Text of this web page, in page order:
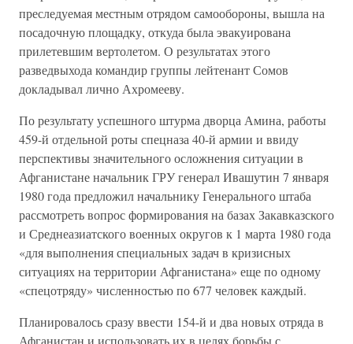
преследуемая местным отрядом самообороны, вышла на
посадочную площадку, откуда была эвакуирована
прилетевшим вертолетом. О результатах этого
разведвыхода командир группы лейтенант Сомов
докладывал лично Ахромееву.
По результату успешного штурма дворца Амина, работы
459-й отдельной роты спецназа 40-й армии и ввиду
перспективы значительного осложнения ситуации в
Афганистане начальник ГРУ генерал Ивашутин 7 января
1980 года предложил начальнику Генерального штаба
рассмотреть вопрос формирования на базах Закавказского
и Среднеазиатского военных округов к 1 марта 1980 года
«для выполнения специальных задач в кризисных
ситуациях на территории Афганистана» еще по одному
«спецотряду» численностью по 677 человек каждый.
Планировалось сразу ввести 154-й и два новых отряда в
Афганистан и использовать их в целях борьбы с